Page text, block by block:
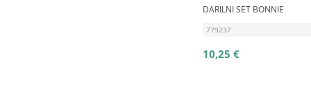
DARILNI SET BONNIE
779237
10,25 €